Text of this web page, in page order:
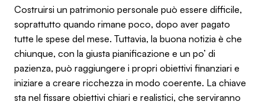
Costruirsi un patrimonio personale può essere difficile,
soprattutto quando rimane poco, dopo aver pagato
tutte le spese del mese. Tuttavia, la buona notizia è che
chiunque, con la giusta pianificazione e un po’ di
pazienza, può raggiungere i propri obiettivi finanziari e
iniziare a creare ricchezza in modo coerente. La chiave
sta nel fissare obiettivi chiari e realistici, che serviranno